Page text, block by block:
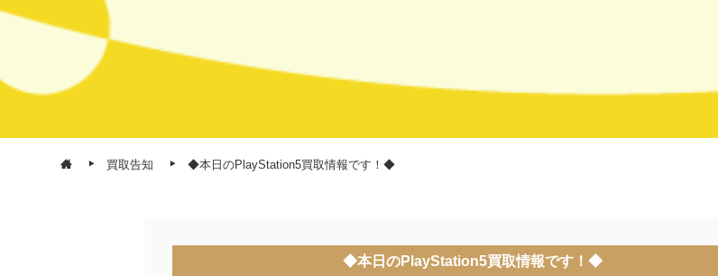
買取告知 ◆本日のPlayStation5買取情報です！◆
◆本日のPlayStation5買取情報です！◆